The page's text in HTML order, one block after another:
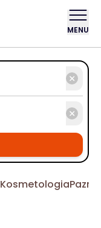
MENU
Kosmetologia